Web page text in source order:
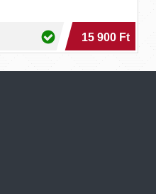
15 900 Ft